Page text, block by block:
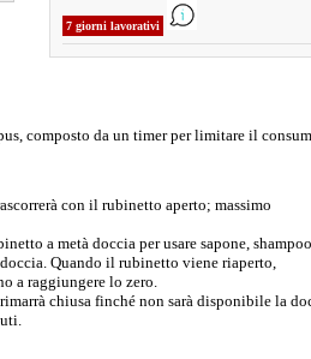
7 giorni lavorativi
composto da un timer per limitare il
con il rubinetto aperto; massimo
a metà doccia per usare sapone,
Quando il rubinetto viene riaperto,
a raggiungere lo zero.
chiusa finché non sarà disponibile la